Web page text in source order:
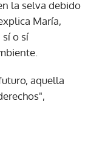
la selva debido
María,
o sí
aquella